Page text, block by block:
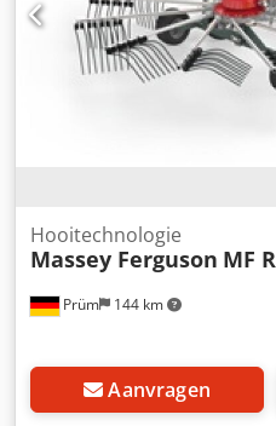
Nettoprijs: €10.300,00
niet vermeld
Prüm 144 km
Hooitechnologie
Massey Ferguson MF
Aanvragen